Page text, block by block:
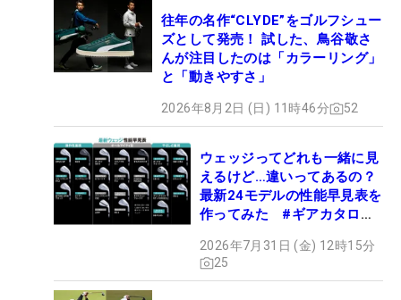
往年の名作“CLYDE”をゴルフシュー
ズとして発売！ 試した、鳥谷敬さ
んが注目したのは「カラーリング」
と「動きやすさ」
2026年8月2日 (日) 11時46分 52
ウェッジってどれも一緒に見
えるけど…違いってあるの？
最新24モデルの性能早見表を
作ってみた #ギアカタログ
2026年7月31日 (金) 12時15分
25